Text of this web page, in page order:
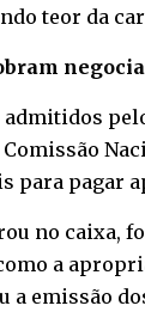
teor da
admitidos
para pagar
no caixa,
a
a emissão